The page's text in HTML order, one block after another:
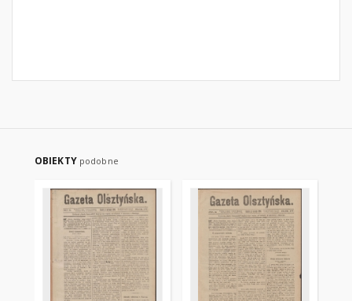
OBIEKTY podobne